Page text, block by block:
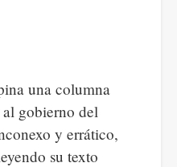
una columna
gobierno del
y errático,
su texto